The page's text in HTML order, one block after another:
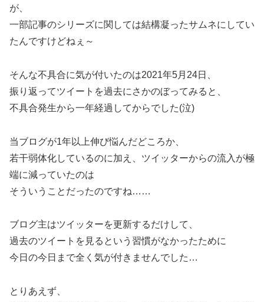
が、
一部記事のシリーズに関しては結構凝ったサムネにしてい
たんですけどねぇ～
そんな不具合に気が付いたのは2021年5月24日、
振り返ってツイートを過去にさかのぼってみると、
不具合発生から一年経過してからでした(泣)
当ブログが1年以上伸び悩んだどころか、
若干弱体化しているのに加え、ツイッターからの流入が極
端に減っていたのは
そういうことだったのですね……
ブログ主はツイッターを更新するだけして、
過去のツイートを見るという習慣がなかったために
今日の今日まで全く気が付きませんでした…
とりあえず、